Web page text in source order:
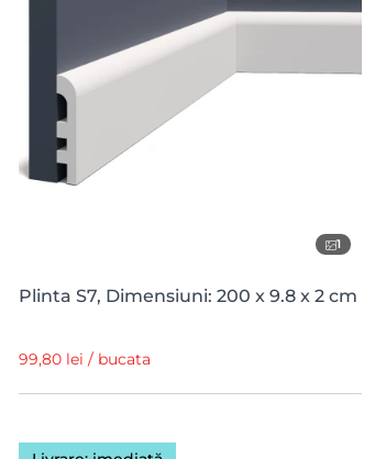
1
Plinta S7, Dimensiuni: 200 x 9.8 x 2 cm
99,80 lei / bucata